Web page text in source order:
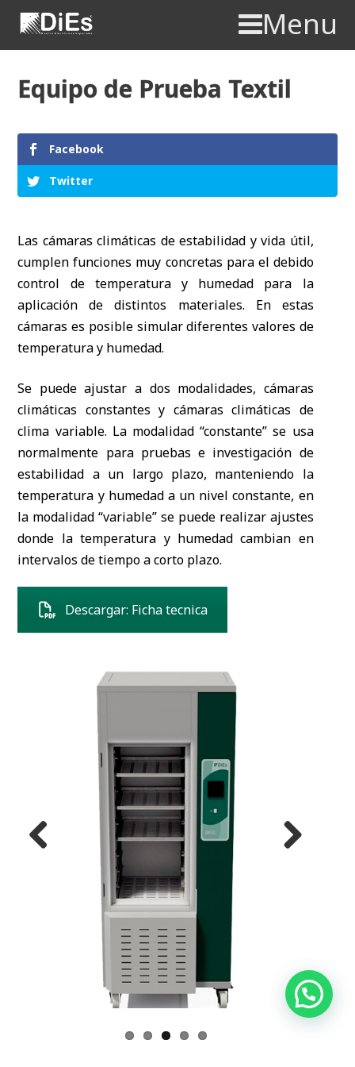
Menu
Equipo de Prueba Textil
Facebook
Twitter
Las cámaras climáticas de estabilidad y vida útil,
cumplen funciones muy concretas para el debido
control de temperatura y humedad para la
aplicación de distintos materiales. En estas
cámaras es posible simular diferentes valores de
temperatura y humedad.
Se puede ajustar a dos modalidades, cámaras
climáticas constantes y cámaras climáticas de
clima variable. La modalidad “constante” se usa
normalmente para pruebas e investigación de
estabilidad a un largo plazo, manteniendo la
temperatura y humedad a un nivel constante, en
la modalidad “variable” se puede realizar ajustes
donde la temperatura y humedad cambian en
intervalos de tiempo a corto plazo.
Descargar: Ficha tecnica